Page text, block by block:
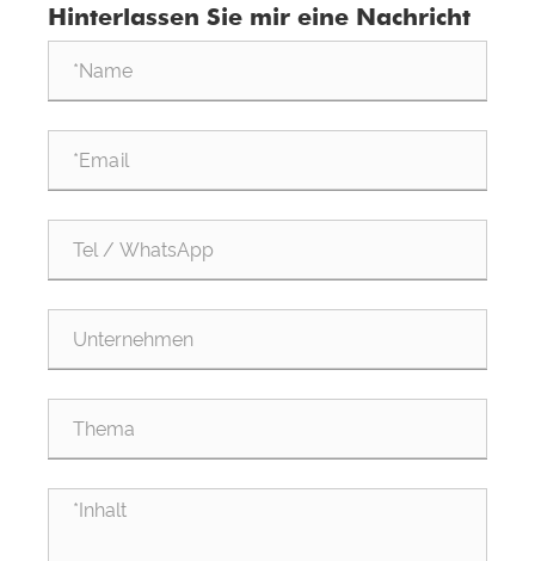
Hinterlassen Sie mir eine Nachricht